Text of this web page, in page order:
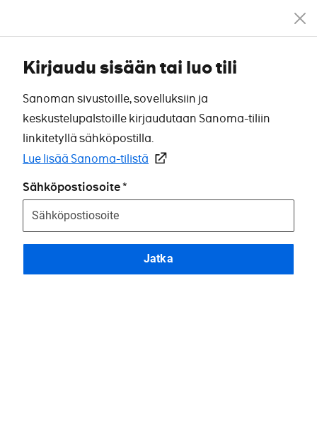
Kirjaudu sisään tai luo tili
Sanoman sivustoille, sovelluksiin ja
keskustelupalstoille kirjaudutaan Sanoma-tiliin
linkitetyllä sähköpostilla.
Lue lisää Sanoma-tilistä
Sähköpostiosoite
Jatka